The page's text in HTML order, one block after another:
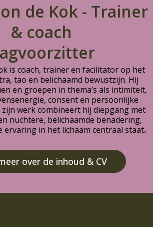
de Kok - Trainer
& coach
is coach, trainer en facilitator op het
tao en belichaamd bewustzijn. Hij
en groepen in thema’s als intimiteit,
consent en persoonlijke
werk combineert hij diepgang met
nuchtere, belichaamde benadering,
ervaring in het lichaam centraal staat.
over de inhoud & CV